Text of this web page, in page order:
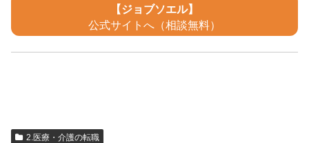
【ジョブソエル】
公式サイトへ（相談無料）
2.医療・介護の転職